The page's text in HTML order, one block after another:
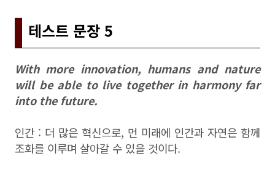
테스트 문장 5
With more innovation, humans and nature
will be able to live together in harmony far
into the future.
인간 : 더 많은 혁신으로, 먼 미래에 인간과 자연은 함께
조화를 이루며 살아갈 수 있을 것이다.